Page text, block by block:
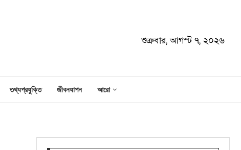
শুক্রবার, আগস্ট ৭, ২০২৬
তথ্যপ্রযুক্তি জীবনযাপন আরো